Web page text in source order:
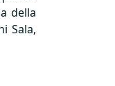
della
Sala,